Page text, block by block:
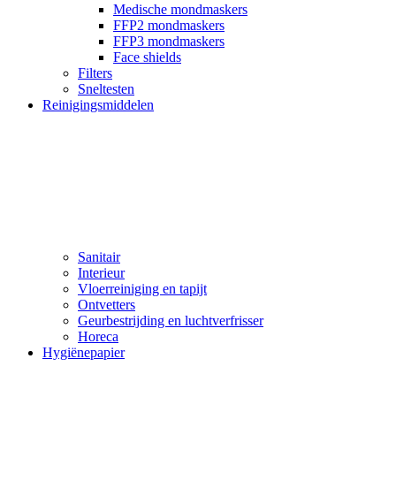
Medische mondmaskers
FFP2 mondmaskers
FFP3 mondmaskers
Face shields
Filters
Sneltesten
Reinigingsmiddelen
Sanitair
Interieur
Vloerreiniging en tapijt
Ontvetters
Geurbestrijding en luchtverfrisser
Horeca
Hygiënepapier